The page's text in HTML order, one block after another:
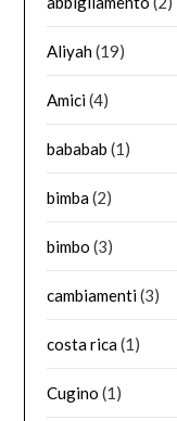
Aliyah(19)
Amici(4)
bababab (1)
bimba(2)
bimbo (3)
cambiamenti(3)
costa rica(1)
Cugino (1)